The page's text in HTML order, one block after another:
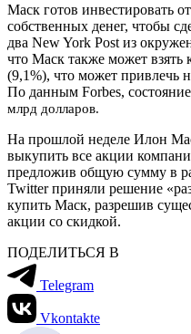
Маск готов инвестировать
собственных денег, чтобы
два New York Post из
что Маск также может
(9,1%), что может привлечь
По данным Forbes, состояние
млрд долларов.
На прошлой неделе Илон
выкупить все акции
предложив общую сумму в
Twitter приняли решение
купить Маск, разрешив
акции со скидкой.
ПОДЕЛИТЬСЯ В
Telegram
Vkontakte